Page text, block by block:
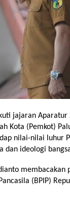
jajaran Aparatur
Kota (Pemkot)
nilai-nilai luhur
dan ideologi
membacakan
(BPIP)